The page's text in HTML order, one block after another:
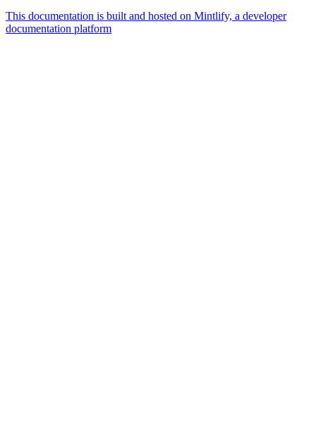
This documentation is built and hosted on Mintlify, a developer
documentation platform